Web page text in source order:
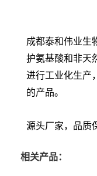
成都泰和伟业生
护氨基酸和非天
进行工业化生产
的产品。
源头厂家，品质
相关产品：